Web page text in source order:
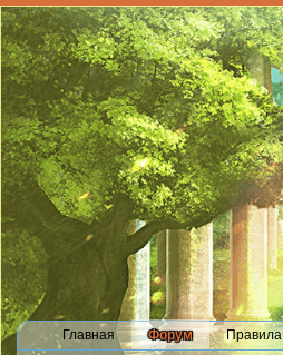
Главная Форум Правила